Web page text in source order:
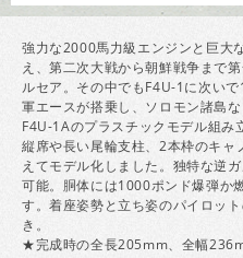
強力な2000馬力級エンジンと巨大
え、第二次大戦から朝鮮戦争まで
ルセア。その中でもF4U-1に次い
軍エースが搭乗し、ソロモン諸島
F4U-1Aのプラスチックモデル組み
縦席や長い尾輪支柱、2本枠のキ
えてモデル化しました。独特な逆
可能。胴体には1000ポンド爆弾か
す。着座姿勢と立ち姿のパイロッ
き。
★完成時の全長205mm、全幅